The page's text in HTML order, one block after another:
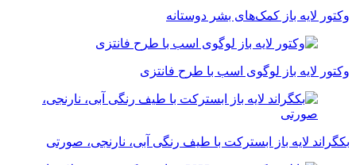
لایه باز کمک‌های بشر دوستانه
لایه باز لوگوی اسب با طرح فانتزی
لایه باز ابسترکت با طیف رنگی آبی، نارنجی، صورتی